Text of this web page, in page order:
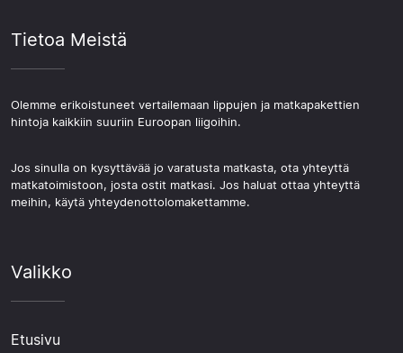
Tietoa Meistä
Olemme erikoistuneet vertailemaan lippujen ja matkapakettien
hintoja kaikkiin suuriin Euroopan liigoihin.
Jos sinulla on kysyttävää jo varatusta matkasta, ota yhteyttä
matkatoimistoon, josta ostit matkasi. Jos haluat ottaa yhteyttä
meihin, käytä yhteydenottolomakettamme.
Valikko
Etusivu